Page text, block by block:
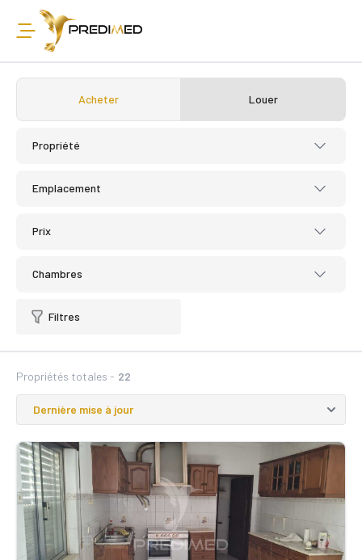
Acheter Louer
Propriété
Emplacement
Prix
Chambres
Filtres
Propriétés totales - 22